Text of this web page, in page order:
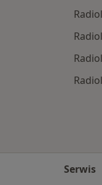
Serwis